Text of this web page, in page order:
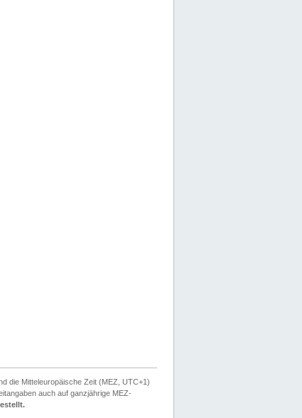
die Mitteleuropäische Zeit (MEZ, UTC+1)
auch auf ganzjährige MEZ-